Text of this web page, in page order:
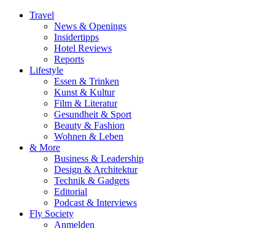
Travel
News & Openings
Insidertipps
Hotel Reviews
Reports
Lifestyle
Essen & Trinken
Kunst & Kultur
Film & Literatur
Gesundheit & Sport
Beauty & Fashion
Wohnen & Leben
& More
Business & Leadership
Design & Architektur
Technik & Gadgets
Editorial
Podcast & Interviews
Fly Society
Anmelden